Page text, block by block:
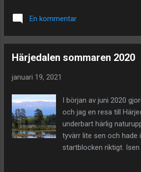
Den röda heter
Red" och den vita
breda ut sig ännu mer
sig bra på vår pergola
en vacker vägg.
när de blommat över
flertal rosor och
Wisteria floribunda
En kommentar
Härjedalen sommaren 2020
januari 19, 2021
I början av juni 2020
och jag en resa till
underbart härlig
tyvärr lite sen och hade
startblocken riktigt. Isen